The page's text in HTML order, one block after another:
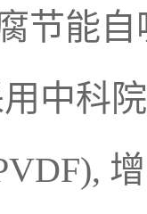
节能
中科